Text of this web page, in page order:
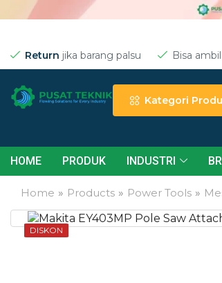
Return jika barang palsu Bisa ambil
Kategori
HOME PRODUK INDUSTRI
Home » Products » Power Tools »
DISKON